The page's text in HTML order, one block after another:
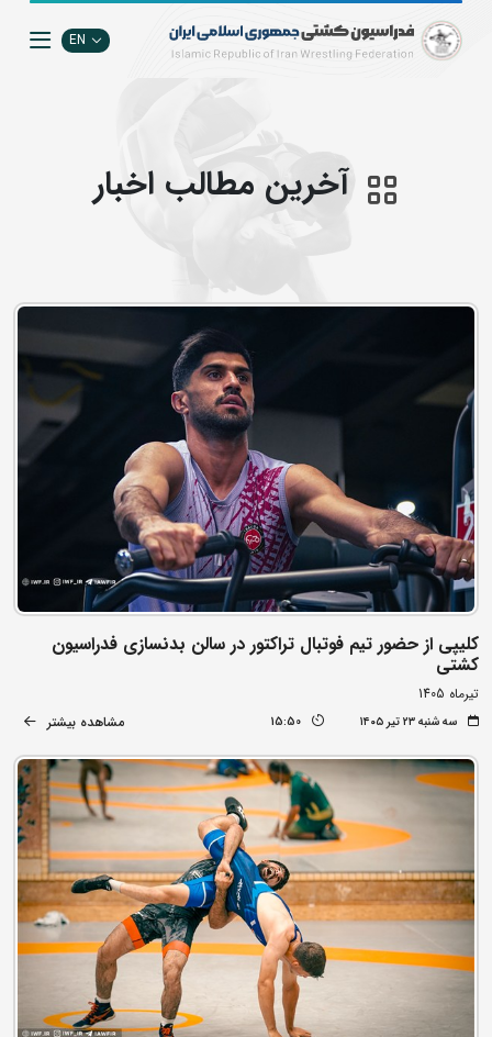
EN
آخرین مطالب اخبار
کلیپی از حضور تیم فوتبال تراکتور در سالن بدنسازی فدراسیون
کشتی
تیرماه 1405
سه شنبه ۲۳ تیر ۱۴۰۵ 15:50 مشاهده بیشتر